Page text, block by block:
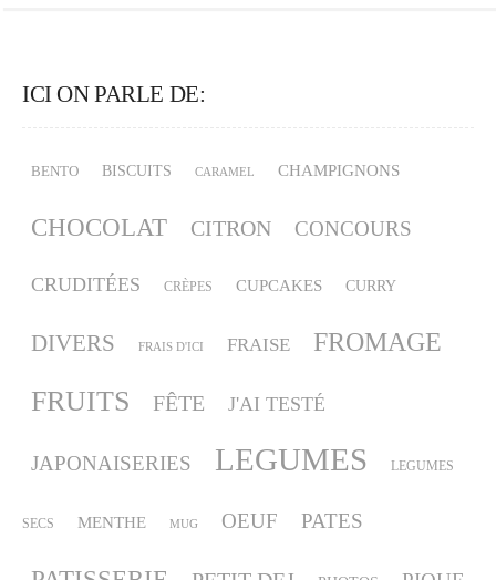
ICI ON PARLE DE:
BENTO BISCUITS CARAMEL CHAMPIGNONS
CHOCOLAT CITRON CONCOURS
CRUDITÉES CRÈPES CUPCAKES CURRY
DIVERS FRAIS D'ICI FRAISE FROMAGE
FRUITS FÊTE J'AI TESTÉ
JAPONAISERIES LEGUMES LEGUMES
SECS MENTHE MUG OEUF PATES